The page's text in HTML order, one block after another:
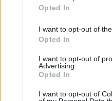
Opted In
I want to opt-out of
Opted In
I want to opt-out of
Advertising.
Opted In
I want to opt-out of